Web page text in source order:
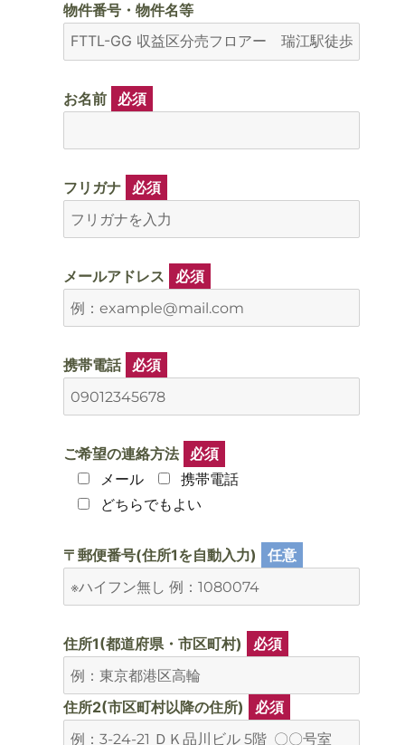
物件番号・物件名等
お名前 必須
フリガナ 必須
メールアドレス 必須
携帯電話 必須
ご希望の連絡方法
必須
メール
携帯電話
どちらでもよい
〒郵便番号(住所1を自動入力) 任意
住所1(都道府県・市区町村) 必須
住所2(市区町村以降の住所) 必須